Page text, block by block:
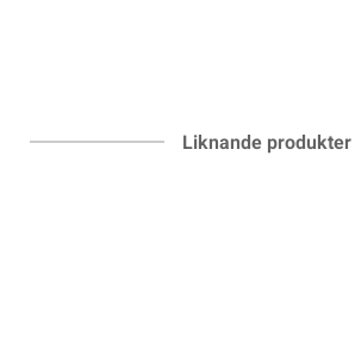
Liknande produkter